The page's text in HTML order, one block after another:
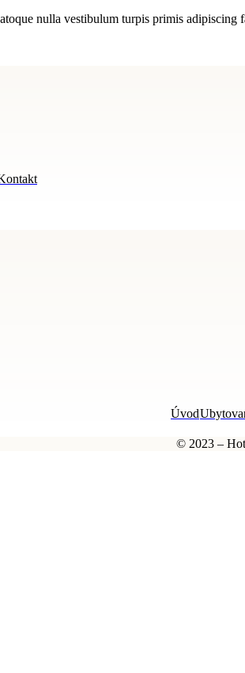
nulla vestibulum turpis primis adipiscing
Úvod
© 2023 –